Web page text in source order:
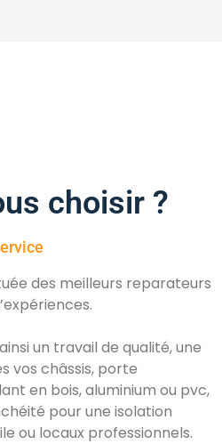
choisir ?
des meilleurs reparateurs
un travail de qualité, une
vos châssis, porte
en bois, aluminium ou pvc,
pour une isolation
ou locaux professionnels.